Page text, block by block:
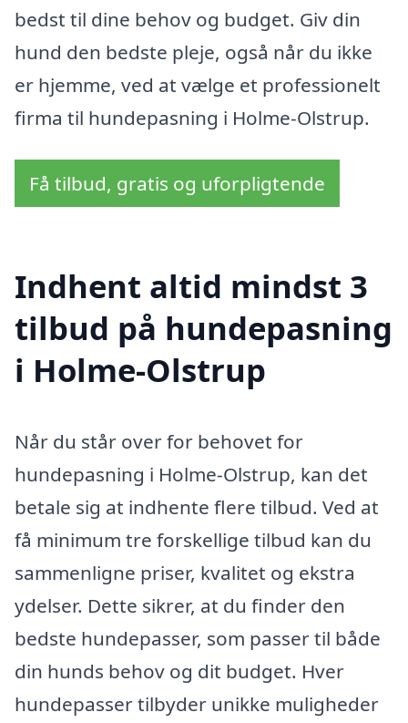
bedst til dine behov og budget. Giv din
hund den bedste pleje, også når du ikke
er hjemme, ved at vælge et professionelt
firma til hundepasning i Holme-Olstrup.
Få tilbud, gratis og uforpligtende
Indhent altid mindst 3
tilbud på hundepasning
i Holme-Olstrup
Når du står over for behovet for
hundepasning i Holme-Olstrup, kan det
betale sig at indhente flere tilbud. Ved at
få minimum tre forskellige tilbud kan du
sammenligne priser, kvalitet og ekstra
ydelser. Dette sikrer, at du finder den
bedste hundepasser, som passer til både
din hunds behov og dit budget. Hver
hundepasser tilbyder unikke muligheder